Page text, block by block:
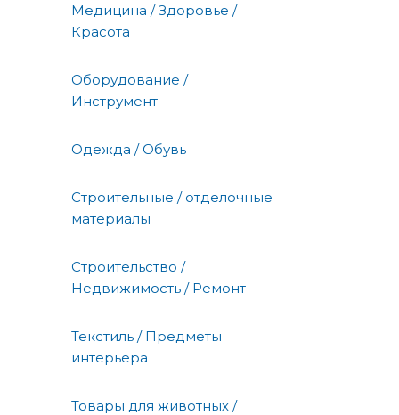
Медицина / Здоровье /
Красота
Оборудование /
Инструмент
Одежда / Обувь
Строительные / отделочные
материалы
Строительство /
Недвижимость / Ремонт
Текстиль / Предметы
интерьера
Товары для животных /